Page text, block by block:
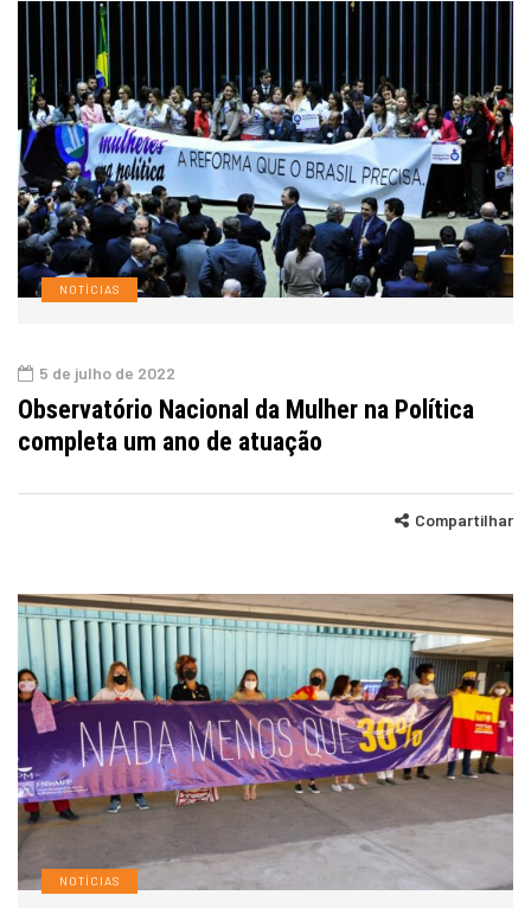
NOTÍCIAS
5 de julho de 2022
Observatório Nacional da Mulher na Política
completa um ano de atuação
Compartilhar
NOTÍCIAS